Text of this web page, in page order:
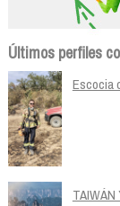
Últimos perfiles
Escocia
TAIWÁN